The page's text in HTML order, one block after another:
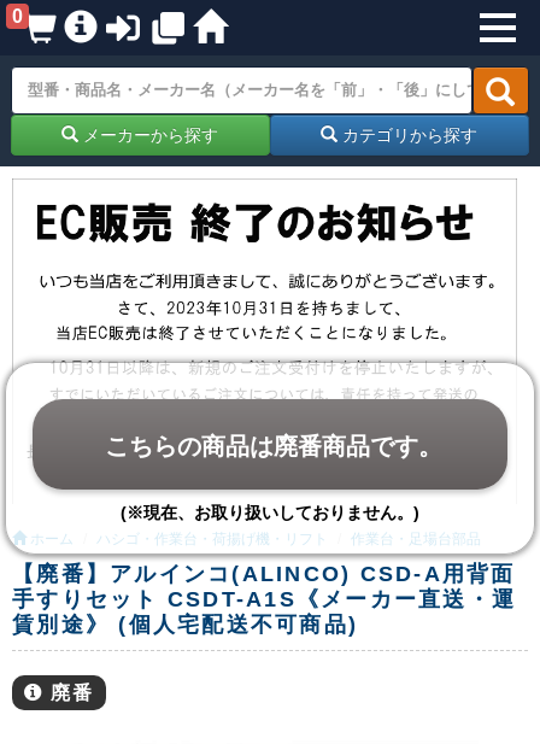
0
メーカーから探す カテゴリから探す
ホーム ハシゴ・作業台・荷揚げ機・リフト 作業台・足場台部品
【廃番】アルインコ(ALINCO) CSD-A用背面
手すりセット CSDT-A1S《メーカー直送・運
賃別途》 (個人宅配送不可商品)
廃番
こちらの商品は廃番商品です。
(※現在、お取り扱いしておりません。)